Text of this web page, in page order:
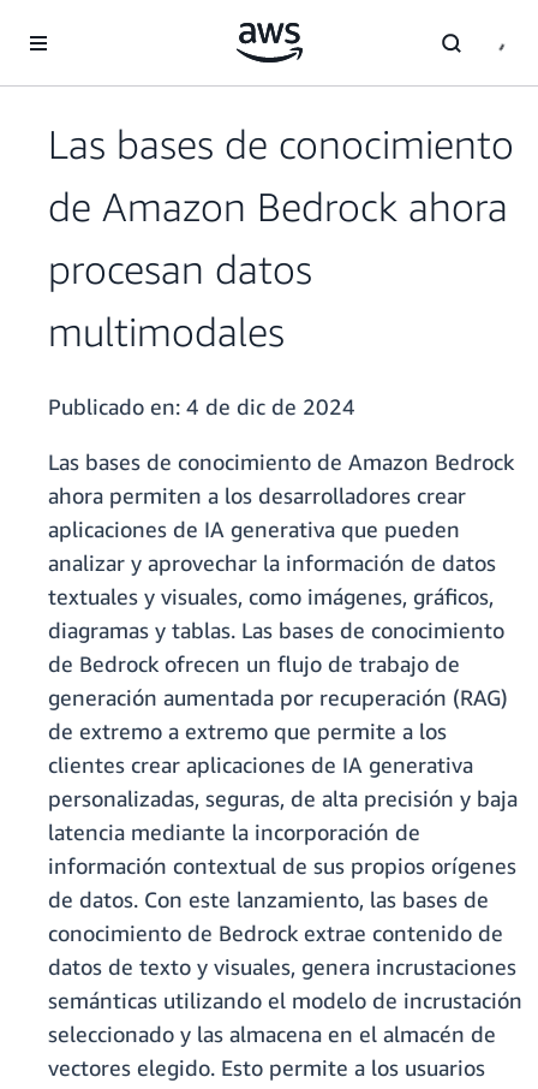
Las bases de conocimiento
de Amazon Bedrock ahora
procesan datos
multimodales
Publicado en: 4 de dic de 2024
Las bases de conocimiento de Amazon Bedrock
ahora permiten a los desarrolladores crear
aplicaciones de IA generativa que pueden
analizar y aprovechar la información de datos
textuales y visuales, como imágenes, gráficos,
diagramas y tablas. Las bases de conocimiento
de Bedrock ofrecen un flujo de trabajo de
generación aumentada por recuperación (RAG)
de extremo a extremo que permite a los
clientes crear aplicaciones de IA generativa
personalizadas, seguras, de alta precisión y baja
latencia mediante la incorporación de
información contextual de sus propios orígenes
de datos. Con este lanzamiento, las bases de
conocimiento de Bedrock extrae contenido de
datos de texto y visuales, genera incrustaciones
semánticas utilizando el modelo de incrustación
seleccionado y las almacena en el almacén de
vectores elegido. Esto permite a los usuarios